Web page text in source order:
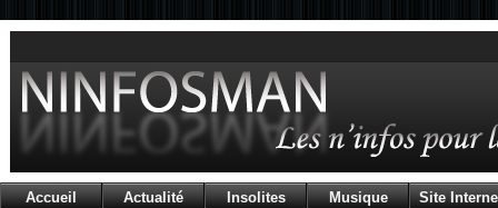
Accueil Actualité Insolites Musique Site